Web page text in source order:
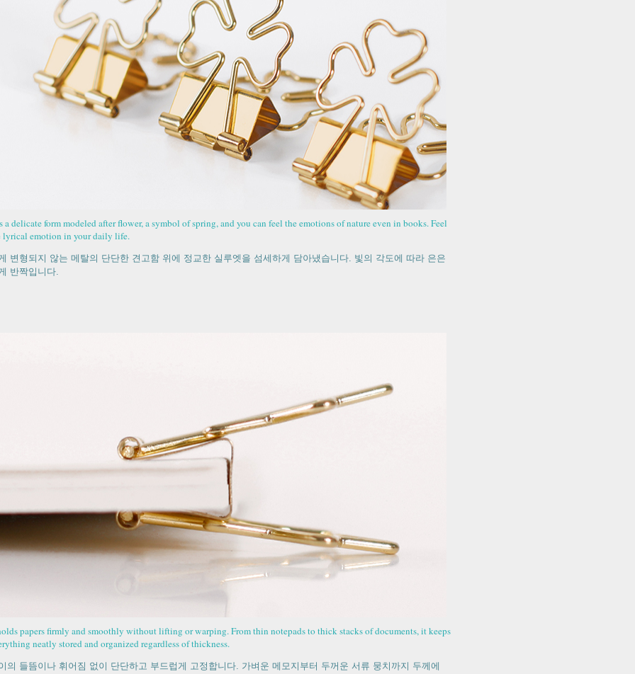
a delicate form modeled after flower, a symbol of spring, and you can feel the emotions of nature even in books. Feel
lyrical emotion in your daily life.
변형되지 않는 메탈의 단단한 견고함 위에 정교한 실루엣을 섬세하게 담아냈습니다. 빛의 각도에 따라 은은
반짝입니다.
papers firmly and smoothly without lifting or warping. From thin notepads to thick stacks of documents, it keeps
neatly stored and organized regardless of thickness.
의 들뜸이나 휘어짐 없이 단단하고 부드럽게 고정합니다. 가벼운 메모지부터 두꺼운 서류 뭉치까지 두께에